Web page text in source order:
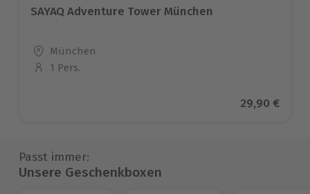
SAYAQ Adventure Tower München
Standort
München
Anzahl der Teilnehmer
1 Pers.
Aktueller
29,90 €
Passt immer:
Unsere Geschenkboxen